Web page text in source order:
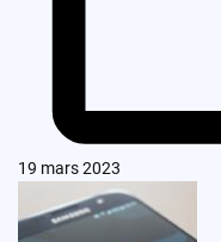
19 mars 2023